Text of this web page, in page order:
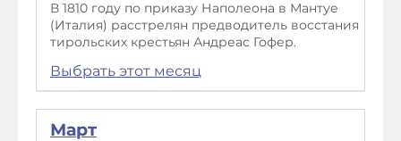
В 1810 году по приказу Наполеона в Мантуе
(Италия) расстрелян предводитель восстания
тирольских крестьян Андреас Гофер.
Выбрать этот месяц
Март